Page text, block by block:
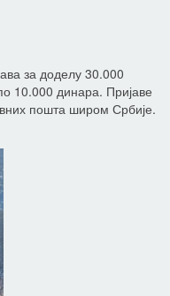
за доделу 30.000
10.000 динара. Пријаве
пошта широм Србије.